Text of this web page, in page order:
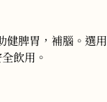
健脾胃，補腦。選用
飲用。